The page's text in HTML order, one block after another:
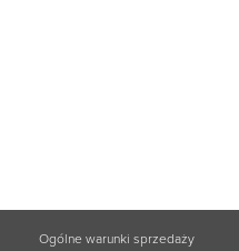
Ogólne warunki sprzedaży